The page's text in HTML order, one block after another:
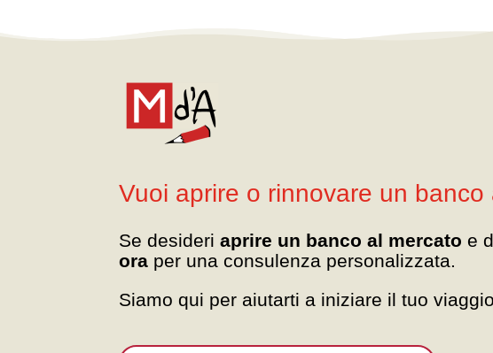
Vuoi aprire o rinnovare un banco
Se desideriaprire un banco al mercato e
ora per una consulenza personalizzata.
Siamo qui per aiutarti a iniziare il tuo